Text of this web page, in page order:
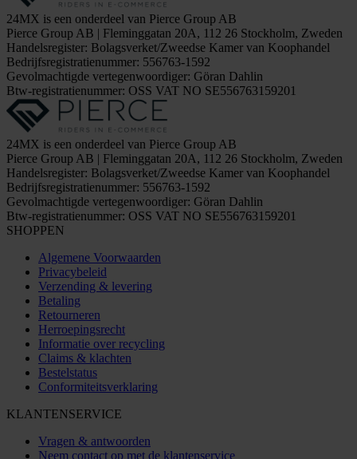
24MX is een onderdeel van Pierce Group AB
Pierce Group AB | Fleminggatan 20A, 112 26 Stockholm, Zweden
Handelsregister: Bolagsverket/Zweedse Kamer van Koophandel
Bedrijfsregistratienummer: 556763-1592
Gevolmachtigde vertegenwoordiger: Göran Dahlin
Btw-registratienummer: OSS VAT NO SE556763159201
24MX is een onderdeel van Pierce Group AB
Pierce Group AB | Fleminggatan 20A, 112 26 Stockholm, Zweden
Handelsregister: Bolagsverket/Zweedse Kamer van Koophandel
Bedrijfsregistratienummer: 556763-1592
Gevolmachtigde vertegenwoordiger: Göran Dahlin
Btw-registratienummer: OSS VAT NO SE556763159201
SHOPPEN
Algemene Voorwaarden
Privacybeleid
Verzending & levering
Betaling
Retourneren
Herroepingsrecht
Informatie over recycling
Claims & klachten
Bestelstatus
Conformiteitsverklaring
KLANTENSERVICE
Vragen & antwoorden
Neem contact op met de klantenservice